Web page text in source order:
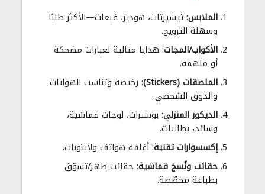
الملابس: تيشيرتات، هوديز، قبعات—الأكثر طلبًا
وسهلة الترويج.
الأكواب/المجات: هدايا مثالية لعبارات مضحكة
أو ملهمة.
الملصقات (Stickers)
: رخيصة وتناسب الهوايات
والذوق الشخصي.
الديكور المنزلي: بوسترات، لوحات قماشية،
وسائد، بطانيات.
إكسسوارات تقنية: أغلفة هواتف ولابتوبات.
حقائب ونُسخ قماشية: حقائب ظهر/تسوّق
بطباعة مخصّصة.